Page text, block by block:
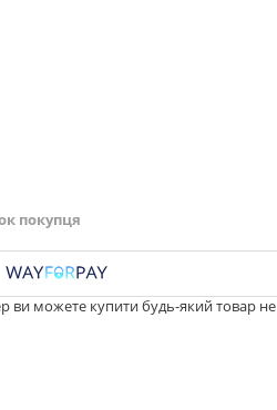
покупця
ви можете купити будь-який товар не